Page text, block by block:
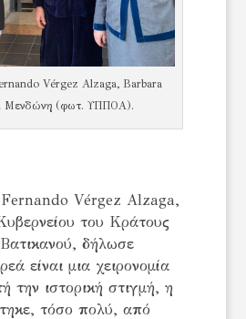
Vérgez Alzaga, Barbara
Μενδώνη (φωτ. ΥΠΠΟΑ).
Fernando Vérgez Alzaga,
του Κράτους
δήλωσε
είναι μια χειρονομία
την ιστορική στιγμή, η
τόσο πολύ, από